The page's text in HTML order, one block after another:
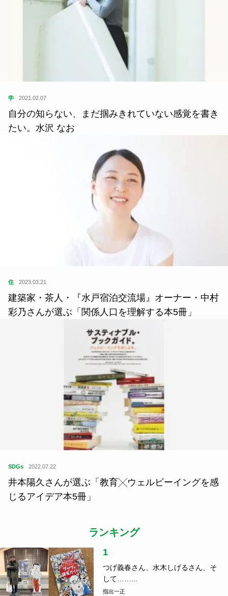
学 2021.02.07
自分の知らない、まだ掴みきれていない感覚を書き
たい。水沢 なお
住 2023.03.21
建築家・茶人・『水戸宿泊交流場』オーナー・中村
彩乃さんが選ぶ「関係人口を理解する本5冊」
SDGs 2022.07.22
井本陽久さんが選ぶ「教育╳ウェルビーイングを感
じるアイデア本5冊」
ランキング
1
つげ義春さん、水木しげるさん、そ
して……...
指出一正